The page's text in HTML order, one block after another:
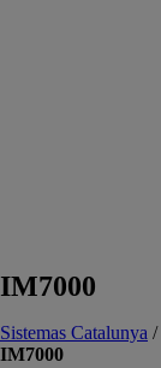
IM7000
Sistemas Catalunya /
IM7000